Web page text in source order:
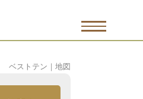
地図
｜
ベストテン